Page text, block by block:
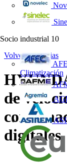
Socio industrial 10
Climatización
Volver a Noticias
de
digitales